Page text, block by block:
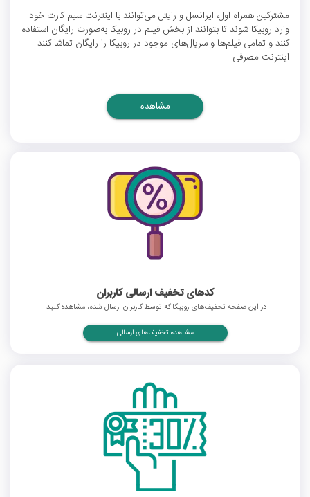
مشترکین همراه اول، ایرانسل و رایتل می‌توانند با اینترنت سیم کارت خود
وارد روبیکا شوند تا بتوانند از بخش فیلم در روبیکا به‌صورت رایگان استفاده
کنند و تمامی فیلم‌ها و سریال‌های موجود در روبیکا را رایگان تماشا کنند.
اینترنت مصرفی ...
مشاهده
کدهای تخفیف ارسالی کاربران
در این صفحه تخفیف‌های روبیکا که توسط کاربران ارسال شده، مشاهده کنید.
مشاهده تخفیف‌های ارسالی